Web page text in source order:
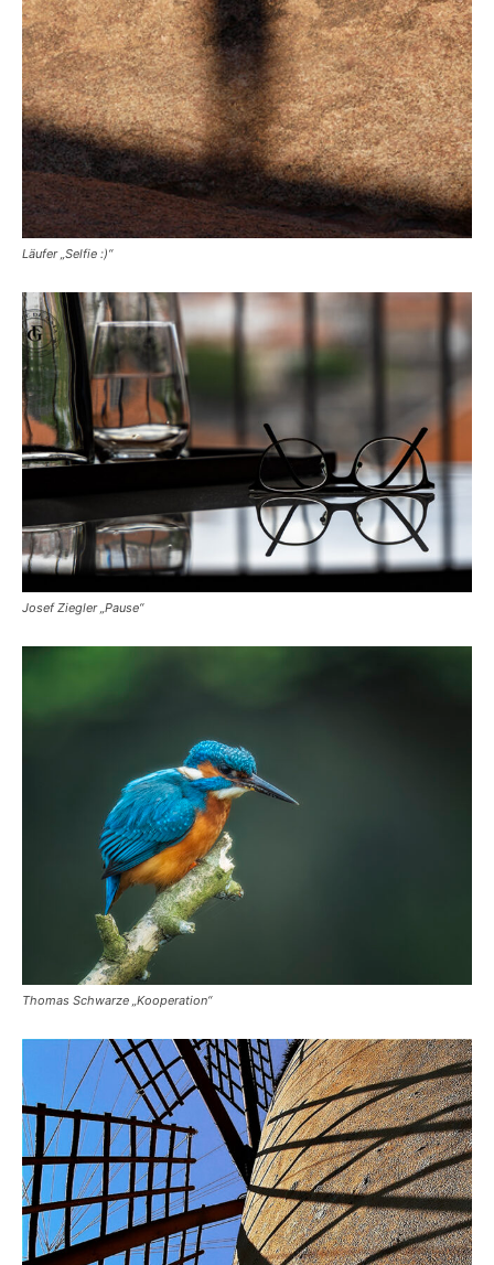
Läufer „Selfie :)“
Josef Ziegler „Pause“
Thomas Schwarze „Kooperation“